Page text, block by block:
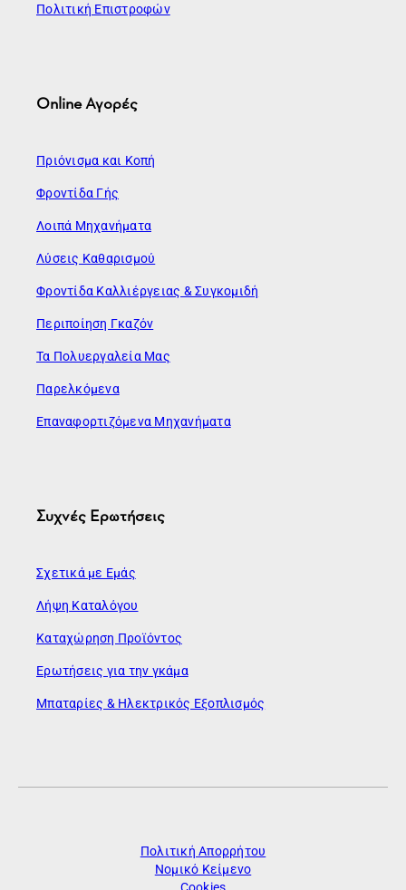
Πολιτική Επιστροφών
Online Αγορές
Πριόνισμα και Κοπή
Φροντίδα Γής
Λοιπά Μηχανήματα
Λύσεις Καθαρισμού
Φροντίδα Καλλιέργειας & Συγκομιδή
Περιποίηση Γκαζόν
Τα Πολυεργαλεία Μας
Παρελκόμενα
Επαναφορτιζόμενα Μηχανήματα
Συχνές Ερωτήσεις
Σχετικά με Εμάς
Λήψη Καταλόγου
Καταχώρηση Προϊόντος
Ερωτήσεις για την γκάμα
Μπαταρίες & Ηλεκτρικός Εξοπλισμός
Πολιτική Απορρήτου
Νομικό Κείμενο